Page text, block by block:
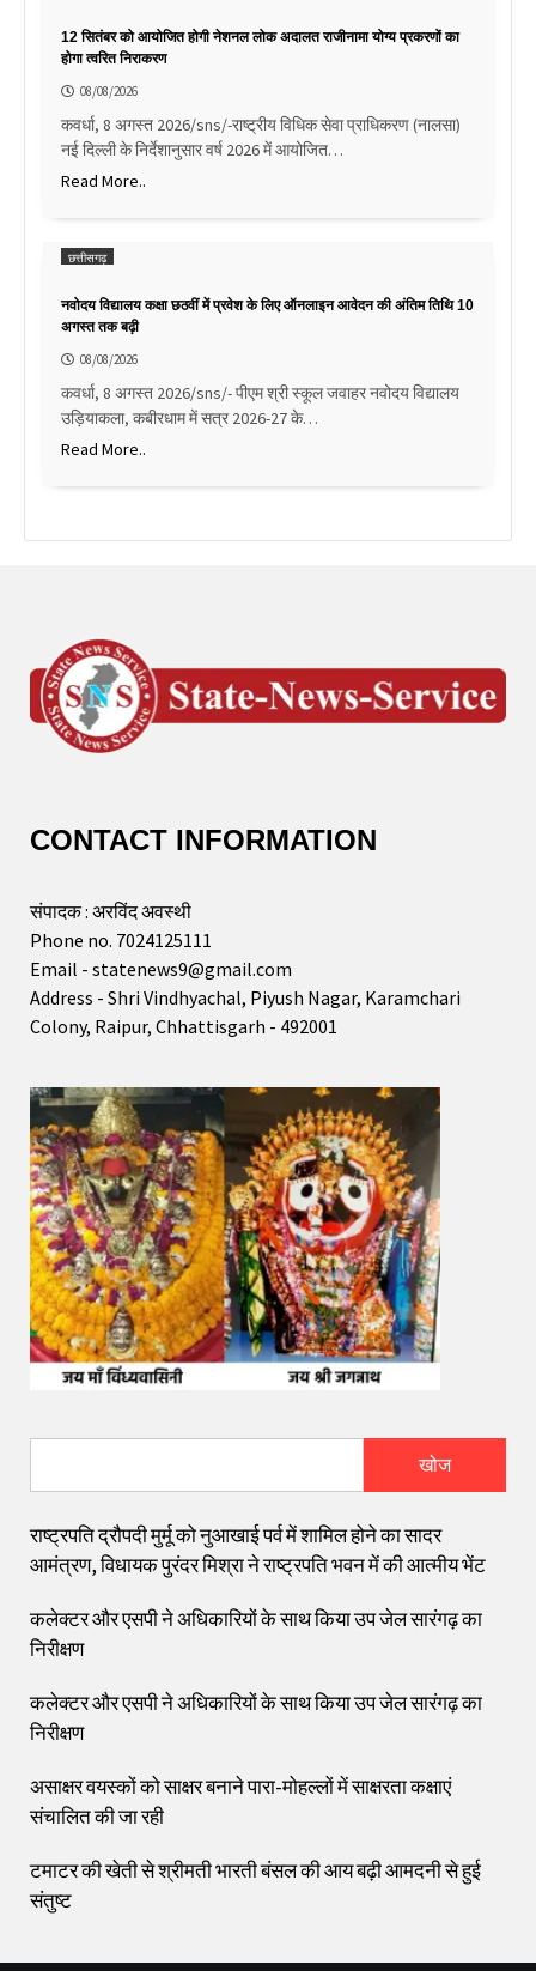
12 सितंबर को आयोजित होगी नेशनल लोक अदालत राजीनामा योग्य प्रकरणों का
होगा त्वरित निराकरण
08/08/2026
कवर्धा, 8 अगस्त 2026/sns/-राष्ट्रीय विधिक सेवा प्राधिकरण (नालसा)
नई दिल्ली के निर्देशानुसार वर्ष 2026 में आयोजित…
Read More..
छत्तीसगढ़
नवोदय विद्यालय कक्षा छठवीं में प्रवेश के लिए ऑनलाइन आवेदन की अंतिम तिथि 10
अगस्त तक बढ़ी
08/08/2026
कवर्धा, 8 अगस्त 2026/sns/- पीएम श्री स्कूल जवाहर नवोदय विद्यालय
उड़ियाकला, कबीरधाम में सत्र 2026-27 के…
Read More..
CONTACT INFORMATION
संपादक : अरविंद अवस्थी
Phone no. 7024125111
Email - statenews9@gmail.com
Address - Shri Vindhyachal, Piyush Nagar, Karamchari
Colony, Raipur, Chhattisgarh - 492001
खोज
राष्ट्रपति द्रौपदी मुर्मू को नुआखाई पर्व में शामिल होने का सादर
आमंत्रण, विधायक पुरंदर मिश्रा ने राष्ट्रपति भवन में की आत्मीय भेंट
कलेक्टर और एसपी ने अधिकारियों के साथ किया उप जेल सारंगढ़ का
निरीक्षण
कलेक्टर और एसपी ने अधिकारियों के साथ किया उप जेल सारंगढ़ का
निरीक्षण
असाक्षर वयस्कों को साक्षर बनाने पारा-मोहल्लों में साक्षरता कक्षाएं
संचालित की जा रही
टमाटर की खेती से श्रीमती भारती बंसल की आय बढ़ी आमदनी से हुई
संतुष्ट